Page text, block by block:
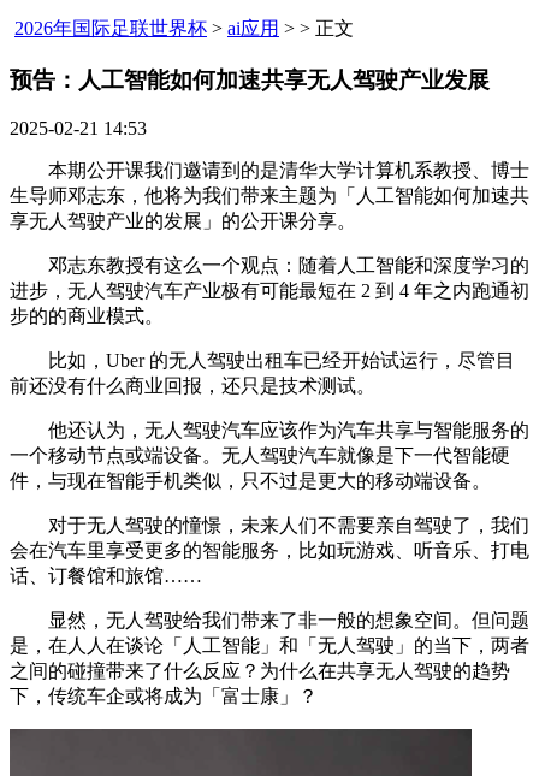
2026年国际足联世界杯 > ai应用 > > 正文
预告：人工智能如何加速共享无人驾驶产业发展​
2025-02-21 14:53
本期公开课我们邀请到的是清华大学计算机系教授、博士
生导师邓志东，他将为我们带来主题为「人工智能如何加速共
享无人驾驶产业的发展」的公开课分享。
邓志东教授有这么一个观点：随着人工智能和深度学习的
进步，无人驾驶汽车产业极有可能最短在 2 到 4 年之内跑通初
步的的商业模式。
比如，Uber 的无人驾驶出租车已经开始试运行，尽管目
前还没有什么商业回报，还只是技术测试。
他还认为，无人驾驶汽车应该作为汽车共享与智能服务的
一个移动节点或端设备。无人驾驶汽车就像是下一代智能硬
件，与现在智能手机类似，只不过是更大的移动端设备。
对于无人驾驶的憧憬，未来人们不需要亲自驾驶了，我们
会在汽车里享受更多的智能服务，比如玩游戏、听音乐、打电
话、订餐馆和旅馆……
显然，无人驾驶给我们带来了非一般的想象空间。但问题
是，在人人在谈论「人工智能」和「无人驾驶」的当下，两者
之间的碰撞带来了什么反应？为什么在共享无人驾驶的趋势
下，传统车企或将成为「富士康」？